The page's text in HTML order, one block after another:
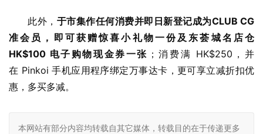
此外， 于市集作任何消费并即日新登记成为CLUB CG
准会员，即可获赠惊喜小礼物一份及东荟城名店仓
HK$100 电子购物现金券一张 ；消费满 HK$250，并
在 Pinkoi 手机应用程序绑定万事达卡，更可享立减折扣优
惠，多买多减。
本网站有部分内容均转载自其它媒体，转载目的在于传递更多